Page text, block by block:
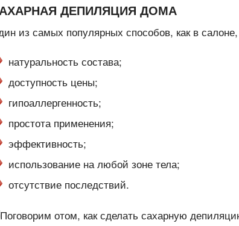
ДЕПИЛЯЦИЯ ДОМА
из самых популярных способов, как в
натуральность состава;
доступность цены;
гипоаллергенность;
простота применения;
эффективность;
использование на любой зоне тела;
отсутствие последствий.